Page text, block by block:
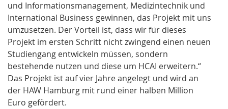
und Informationsmanagement, Medizintechnik und
International Business gewinnen, das Projekt mit uns
umzusetzen. Der Vorteil ist, dass wir für dieses
Projekt im ersten Schritt nicht zwingend einen neuen
Studiengang entwickeln müssen, sondern
bestehende nutzen und diese um HCAI erweitern.“
Das Projekt ist auf vier Jahre angelegt und wird an
der HAW Hamburg mit rund einer halben Million
Euro gefördert.